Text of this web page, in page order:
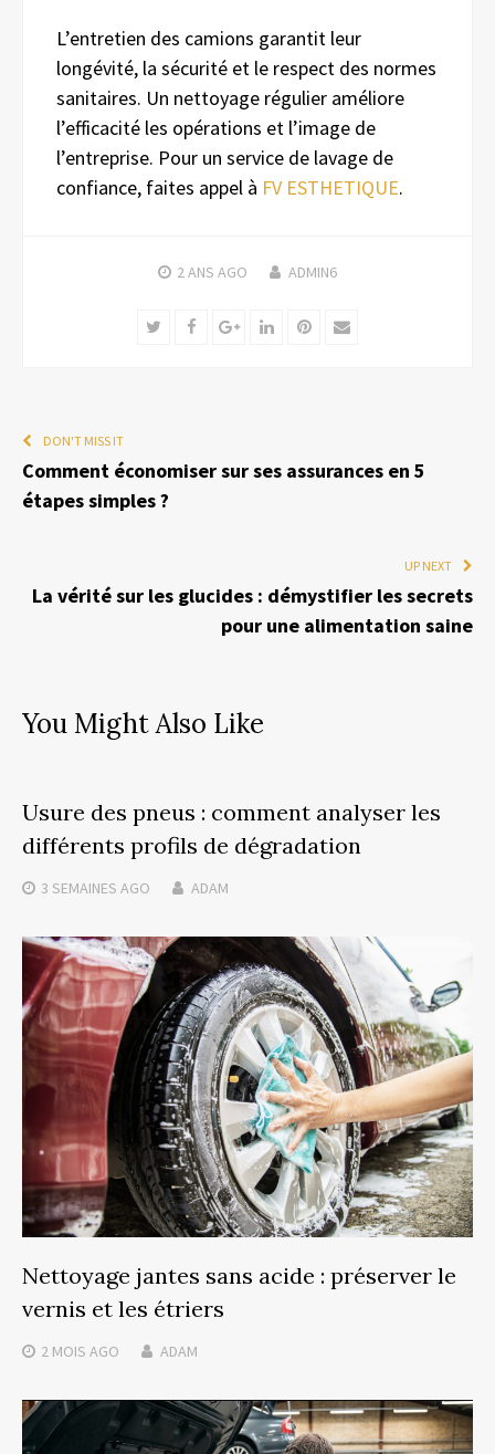
L’entretien des camions garantit leur
longévité, la sécurité et le respect des normes
sanitaires. Un nettoyage régulier améliore
l’efficacité les opérations et l’image de
l’entreprise. Pour un service de lavage de
confiance, faites appel à FV ESTHETIQUE.
2 ANS AGO ADMIN6
TwitterFacebookGoogle+LinkedInPinterest
Email
DON'T MISS IT
Comment économiser sur ses assurances en 5
étapes simples ?
UP NEXT
La vérité sur les glucides : démystifier les secrets
pour une alimentation saine
You Might Also Like
Usure des pneus : comment analyser les
différents profils de dégradation
3 SEMAINES AGO ADAM
Nettoyage jantes sans acide : préserver le
vernis et les étriers
2 MOIS AGO ADAM